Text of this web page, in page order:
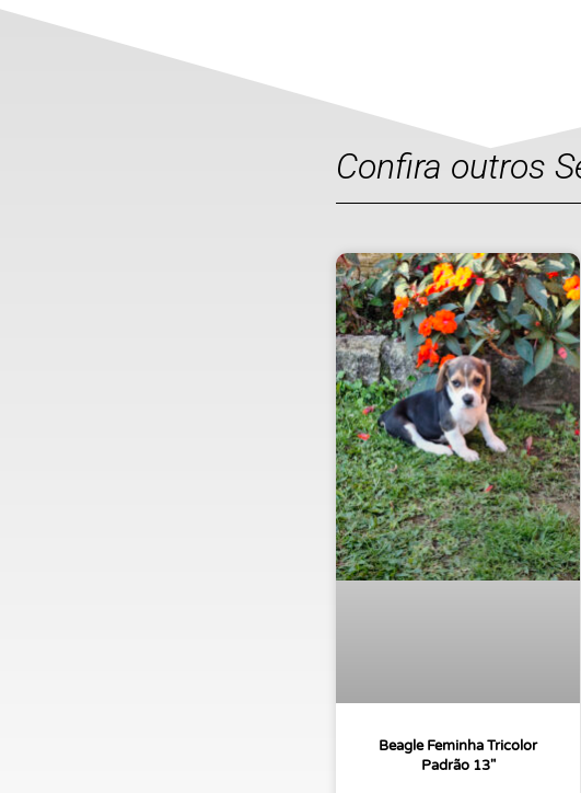
Confira outros
Beagle Feminha Tricolor
Padrão 13″